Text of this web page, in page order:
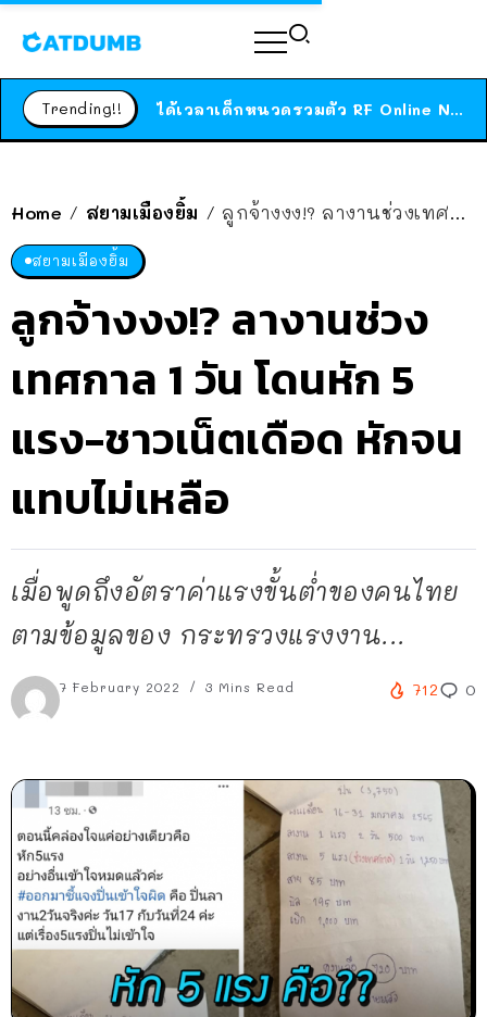
Trending!! ได้เวลาเด็กหนวดรวมตัว RF Online Next เปิดให้เล่นแล้ว เกม Sci-Fi MMORPG ระดับตำนาน เล่นได้ทั้งมือถือและ PC
Home / สยามเมืองยิ้ม / ลูกจ้างงง!? ลางานช่วงเทศกาล 1 วัน โดนหัก 5 แรง-ชาวเน็ตเดือด หักจนแทบไม่เหลือ
สยามเมืองยิ้ม
ลูกจ้างงง!? ลางานช่วง
เทศกาล 1 วัน โดนหัก 5
แรง-ชาวเน็ตเดือด หักจน
แทบไม่เหลือ
เมื่อพูดถึงอัตราค่าแรงขั้นต่ำของคนไทย
ตามข้อมูลของ กระทรวงแรงงาน...
7 February 2022 3 Mins Read 712 0